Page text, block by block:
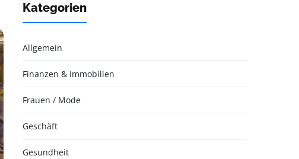
Kategorien
Allgemein
Finanzen & Immobilien
Frauen / Mode
Geschäft
Gesundheit